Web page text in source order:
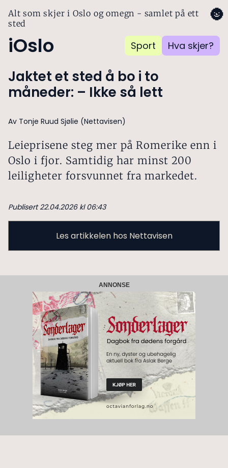
Alt som skjer i Oslo og omegn - samlet på ett
sted
iOslo Sport Hva skjer?
🌚
Jaktet et sted å bo i to
måneder: – Ikke så lett
Av Tonje Ruud Sjølie (Nettavisen)
Leieprisene steg mer på Romerike enn i
Oslo i fjor. Samtidig har minst 200
leiligheter forsvunnet fra markedet.
Publisert 22.04.2026 kl 06:43
Les artikkelen hos Nettavisen
ANNONSE